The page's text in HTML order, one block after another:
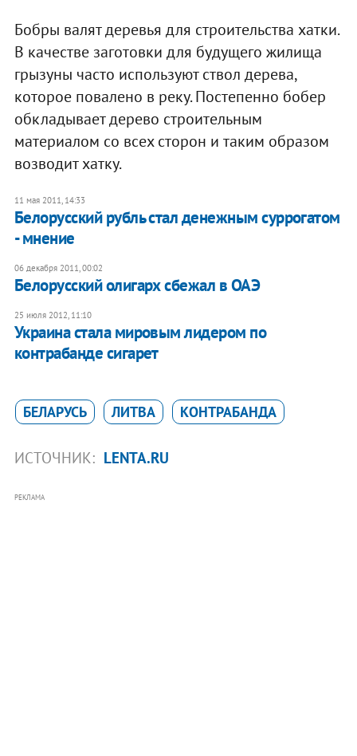
Бобры валят деревья для строительства хатки.
В качестве заготовки для будущего жилища
грызуны часто используют ствол дерева,
которое повалено в реку. Постепенно бобер
обкладывает дерево строительным
материалом со всех сторон и таким образом
возводит хатку.
11 мая 2011, 14:33
​Белорусский рубль стал денежным суррогатом
- мнение
06 декабря 2011, 00:02
​Белорусский олигарх сбежал в ОАЭ
25 июля 2012, 11:10
Украина стала мировым лидером по
контрабанде сигарет
БЕЛАРУСЬ ЛИТВА КОНТРАБАНДА
ИСТОЧНИК: LENTA.RU
РЕКЛАМА